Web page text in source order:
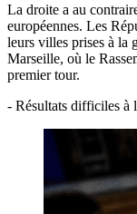
La droite a au
européennes. Les
leurs villes prises à la
Marseille, où le
premier tour.
- Résultats difficiles à